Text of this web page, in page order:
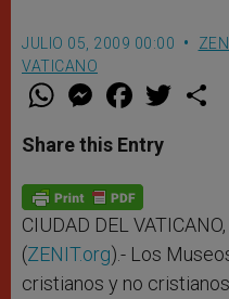
JULIO 05, 2009 00:00
VATICANO
W
t
s
p
p
M
e
s
e
g
e
r
F
a
e
b
o
k
w
Share this Entry
CIUDAD DEL
(ZENIT.org).- Los
cristianos y no